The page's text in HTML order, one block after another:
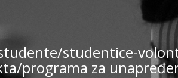
studentice-
programa za